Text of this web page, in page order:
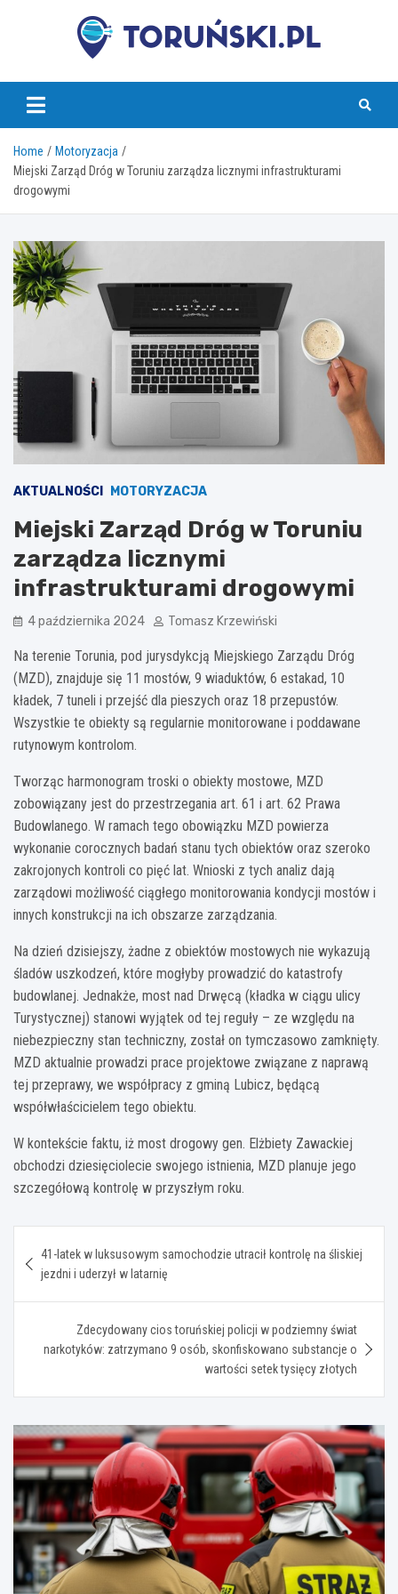
torunski.pl
Home
Motoryzacja
Miejski Zarząd Dróg w Toruniu zarządza licznymi infrastrukturami
drogowymi
AKTUALNOŚCI MOTORYZACJA
Miejski Zarząd Dróg w Toruniu
zarządza licznymi
infrastrukturami drogowymi
4 października 2024 Tomasz Krzewiński
Na terenie Torunia, pod jurysdykcją Miejskiego Zarządu Dróg
(MZD), znajduje się 11 mostów, 9 wiaduktów, 6 estakad, 10
kładek, 7 tuneli i przejść dla pieszych oraz 18 przepustów.
Wszystkie te obiekty są regularnie monitorowane i poddawane
rutynowym kontrolom.
Tworząc harmonogram troski o obiekty mostowe, MZD
zobowiązany jest do przestrzegania art. 61 i art. 62 Prawa
Budowlanego. W ramach tego obowiązku MZD powierza
wykonanie corocznych badań stanu tych obiektów oraz szeroko
zakrojonych kontroli co pięć lat. Wnioski z tych analiz dają
zarządowi możliwość ciągłego monitorowania kondycji mostów i
innych konstrukcji na ich obszarze zarządzania.
Na dzień dzisiejszy, żadne z obiektów mostowych nie wykazują
śladów uszkodzeń, które mogłyby prowadzić do katastrofy
budowlanej. Jednakże, most nad Drwęcą (kładka w ciągu ulicy
Turystycznej) stanowi wyjątek od tej reguły – ze względu na
niebezpieczny stan techniczny, został on tymczasowo zamknięty.
MZD aktualnie prowadzi prace projektowe związane z naprawą
tej przeprawy, we współpracy z gminą Lubicz, będącą
współwłaścicielem tego obiektu.
W kontekście faktu, iż most drogowy gen. Elżbiety Zawackiej
obchodzi dziesięciolecie swojego istnienia, MZD planuje jego
szczegółową kontrolę w przyszłym roku.
wpisu
41-latek w luksusowym samochodzie utracił kontrolę na śliskiej
jezdni i uderzył w latarnię
Zdecydowany cios toruńskiej policji w podziemny świat
narkotyków: zatrzymano 9 osób, skonfiskowano substancje o
wartości setek tysięcy złotych